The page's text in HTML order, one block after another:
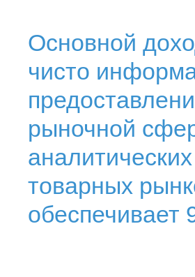
Основной
чисто
рыночной
товарных
обеспечивает